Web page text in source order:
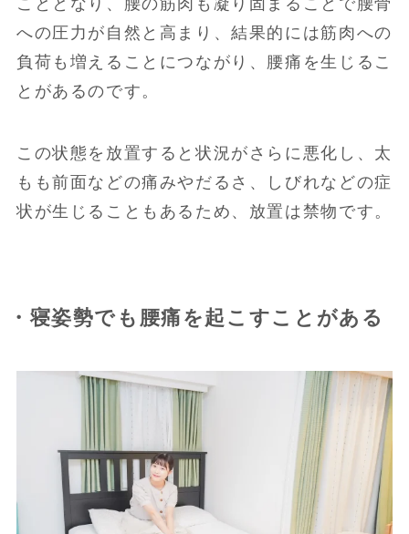
への圧力が自然と高まり、結果的には筋肉への
負荷も増えることにつながり、腰痛を生じるこ
とがあるのです。
この状態を放置すると状況がさらに悪化し、太
もも前面などの痛みやだるさ、しびれなどの症
状が生じることもあるため、放置は禁物です。
・寝姿勢でも腰痛を起こすことがある